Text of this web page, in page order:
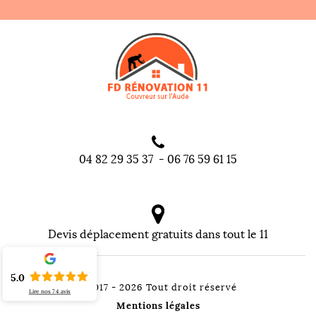
04 82 29 35 37 - 06 76 59 61 15
Devis déplacement gratuits dans tout le 11
©2017 - 2026 Tout droit réservé
Mentions légales
5.0
Lire nos74 avis